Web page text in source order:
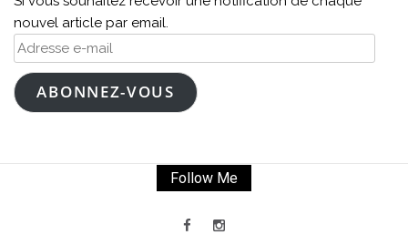
nouvel article par email.
Adresse
e-
mailABONNEZ-VOUS
Follow Me